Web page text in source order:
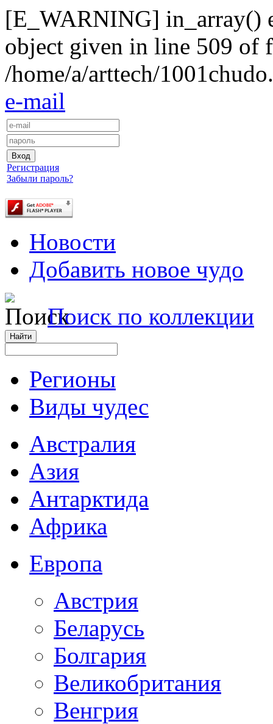
[E_WARNING] in_array()
object given in line 509 of
/home/a/arttech/
e-mail
Регистрация
Забыли пароль?
Новости
Добавить новое чудо
Поиск по коллекции
Регионы
Виды чудес
Австралия
Азия
Антарктида
Африка
Европа
Австрия
Беларусь
Болгария
Великобритания
Венгрия